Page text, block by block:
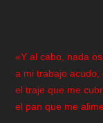
«Y al cabo, nada
a mi trabajo
el traje que me
el pan que me